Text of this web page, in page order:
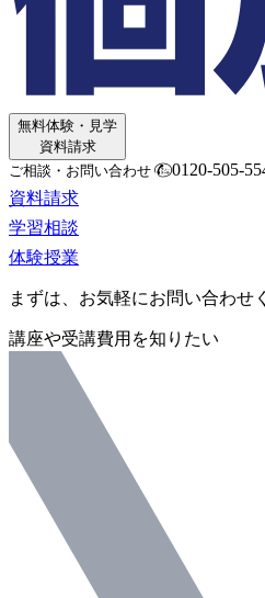
無料体験・見学
資料請求
ご相談・お問い合わせ
0120-505-
資料請求
学習相談
体験授業
まずは、お気軽にお問い合わせ
講座や受講費用を知りたい